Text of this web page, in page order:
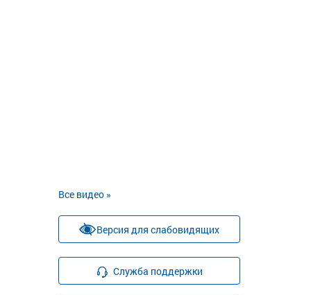
Все видео »
Версия для слабовидящих
Служба поддержки